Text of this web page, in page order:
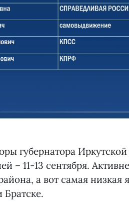
губернатора
– 11-13 сентября.
а вот самая